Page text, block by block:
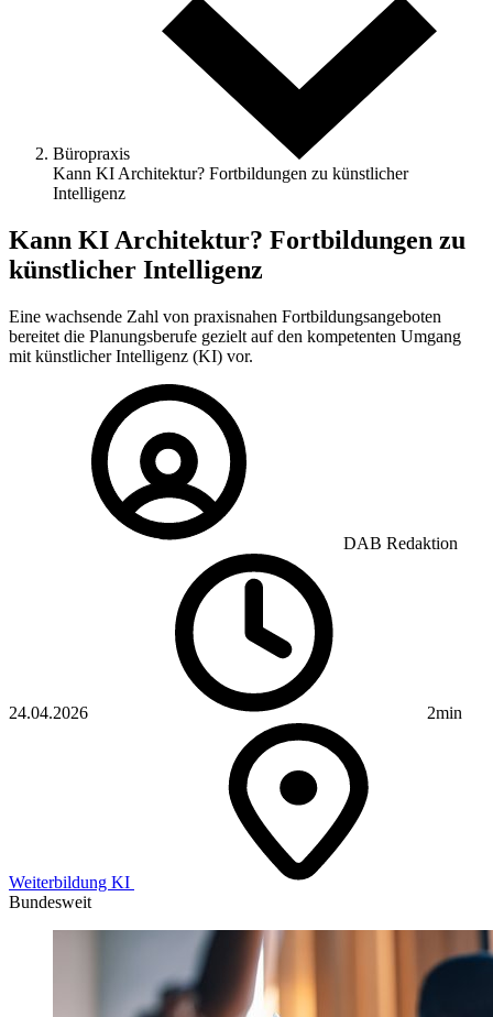
Büropraxis
Kann KI Architektur? Fortbildungen zu künstlicher
Intelligenz
Kann KI Architektur? Fortbildungen zu
künstlicher Intelligenz
Eine wachsende Zahl von praxisnahen Fortbildungsangeboten
bereitet die Planungsberufe gezielt auf den kompetenten Umgang
mit künstlicher Intelligenz (KI) vor.
DAB Redaktion
24.04.2026 2min
Weiterbildung KI
Bundesweit